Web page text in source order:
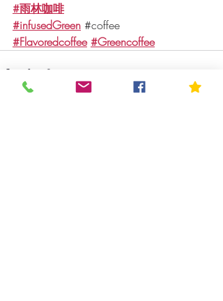
#雨林咖啡
#infusedGreen #coffee
#Flavoredcoffee #Greencoffee